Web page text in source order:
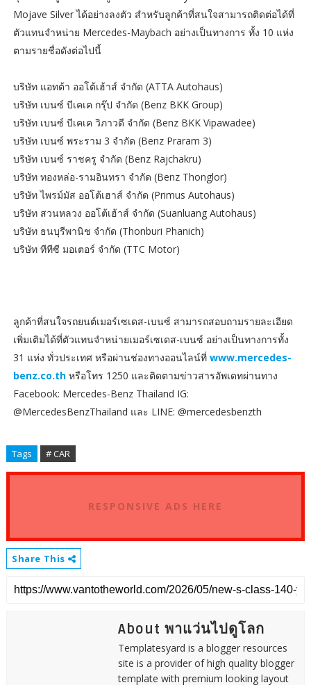
Mojave Silver ได้อย่างลงตัว สำหรับลูกค้าที่สนใจสามารถติดต่อได้ที่
ตัวแทนจำหน่าย Mercedes-Maybach อย่างเป็นทางการ ทั้ง 10 แห่ง
ตามรายชื่อดังต่อไปนี้
บริษัท แอทต้า ออโต้เฮ้าส์ จำกัด (ATTA Autohaus)
บริษัท เบนซ์ บีเคเค กรุ๊ป จำกัด (Benz BKK Group)
บริษัท เบนซ์ บีเคเค วิภาวดี จำกัด (Benz BKK Vipawadee)
บริษัท เบนซ์ พระราม 3 จำกัด (Benz Praram 3)
บริษัท เบนซ์ ราชครู จำกัด (Benz Rajchakru)
บริษัท ทองหล่อ-รามอินทรา จำกัด (Benz Thonglor)
บริษัท ไพรม์มัส ออโต้เฮาส์ จำกัด (Primus Autohaus)
บริษัท สวนหลวง ออโต้เฮ้าส์ จำกัด (Suanluang Autohaus)
บริษัท ธนบุรีพานิช จำกัด (Thonburi Phanich)
บริษัท ทีทีซี มอเตอร์ จำกัด (TTC Motor)
ลูกค้าที่สนใจรถยนต์เมอร์เซเดส-เบนซ์ สามารถสอบถามรายละเอียด
เพิ่มเติมได้ที่ตัวแทนจำหน่ายเมอร์เซเดส-เบนซ์ อย่างเป็นทางการทั้ง
31 แห่ง ทั่วประเทศ หรือผ่านช่องทางออนไลน์ที่ www.mercedes-
benz.co.thหรือโทร 1250 และติดตามข่าวสารอัพเดทผ่านทาง
Facebook: Mercedes-Benz Thailand IG:
@MercedesBenzThailand และ LINE: @mercedesbenzth
Tags # CAR
RESPONSIVE ADS HERE
Share This
About พาแว่นไปดูโลก
Templatesyard is a blogger resources
site is a provider of high quality blogger
template with premium looking layout